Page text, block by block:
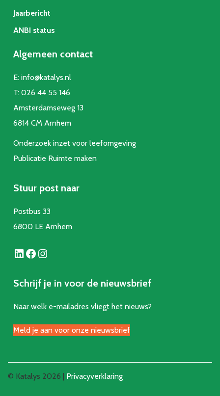
Jaarbericht
ANBI status
Algemeen contact
E: info@katalys.nl
T: 026 44 55 146
Amsterdamseweg 13
6814 CM Arnhem
Onderzoek inzet voor leefomgeving
Publicatie Ruimte maken
Stuur post naar
Postbus 33
6800 LE Arnhem
LinkedIn Facebook Instagram
Schrijf je in voor de nieuwsbrief
Naar welk e-mailadres vliegt het nieuws?
Meld je aan voor onze nieuwsbrief
© Katalys 2026 | Privacyverklaring